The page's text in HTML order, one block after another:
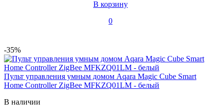
В корзину
0
-35%
Пульт управления умным домом Aqara Magic Cube Smart
Home Controller ZigBee MFKZQ01LM - белый
В наличии